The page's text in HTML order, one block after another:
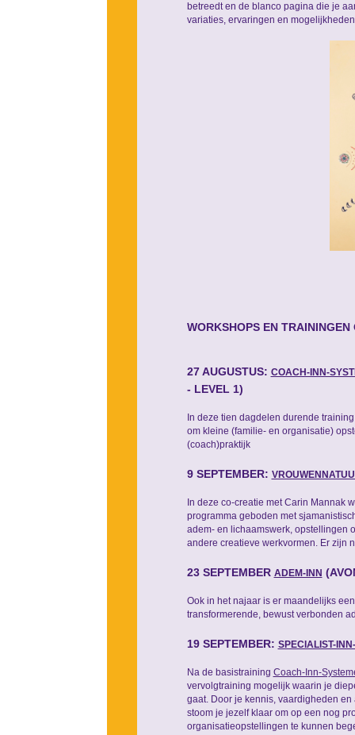
betreedt en de blanco pagina die je
variaties, ervaringen en
WORKSHOPS EN TRAININGEN
27 AUGUSTUS: COACH-INN-
- LEVEL 1)
In deze tien dagdelen durende
om kleine (familie- en organisatie)
(coach)praktijk
9 SEPTEMBER:
In deze co-creatie met Carin Mannak
programma geboden met
adem- en lichaamswerk, opstellingen
andere creatieve werkvormen. Er zijn
23 SEPTEMBER ADEM-INN
Ook in het najaar is er maandelijks
transformerende, bewust verbonden
19 SEPTEMBER: SPECIALIST-
Na de basistraining Coach-Inn-
vervolgtraining mogelijk waarin je
gaat. Door je kennis, vaardigheden
stoom je jezelf klaar om op een nog
organisatieopstellingen te kunnen